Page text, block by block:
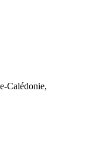
Calédonie,